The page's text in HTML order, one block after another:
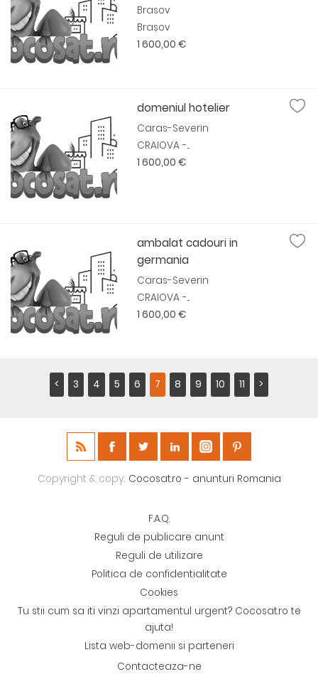
Brasov
Brașov
1 600,00 €
domeniul hotelier
Caras-Severin
CRAIOVA -...
1 600,00 €
ambalat cadouri in
germania
Caras-Severin
CRAIOVA -...
1 600,00 €
< 3 4 5 6 7 8 9 10 11 >
Copyright & copy; Cocosat.ro - anunturi Romania
F.A.Q.
Reguli de publicare anunt
Reguli de utilizare
Politica de confidentialitate
Cookies
Tu stii cum sa iti vinzi apartamentul urgent? Cocosat.ro te
ajuta!
Lista web-domenii si parteneri
Contacteaza-ne